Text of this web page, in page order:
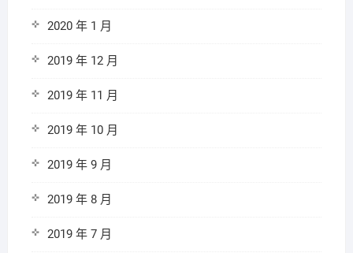
2020 年 1 月
2019 年 12 月
2019 年 11 月
2019 年 10 月
2019 年 9 月
2019 年 8 月
2019 年 7 月